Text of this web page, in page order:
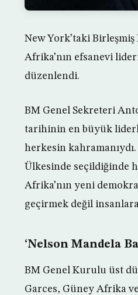
New York’taki
Afrika’nın efsanevi
düzenlendi.
BM Genel Sekreteri
tarihinin en büyük
herkesin
Ülkesinde seçildiğinde
Afrika’nın yeni
geçirmek değil
‘Nelson Mandela
BM Genel Kurulu üst
Garces, Güney Afrika